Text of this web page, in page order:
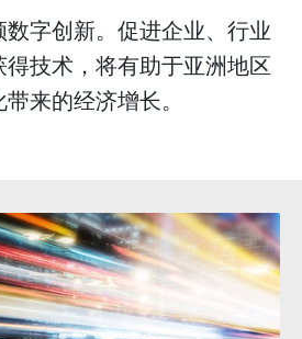
字创新。促进企业、行业
技术，将有助于亚洲地区
来的经济增长。